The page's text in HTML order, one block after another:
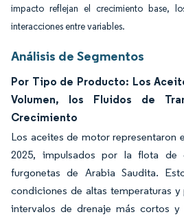
impacto reflejan el crecimiento base,
interacciones entre variables.
Análisis de Segmentos
Por Tipo de Producto: Los
Volumen, los Fluidos de
Crecimiento
Los aceites de motor representaron
2025, impulsados por la flota de
furgonetas de Arabia Saudita.
condiciones de altas temperaturas
intervalos de drenaje más cortos